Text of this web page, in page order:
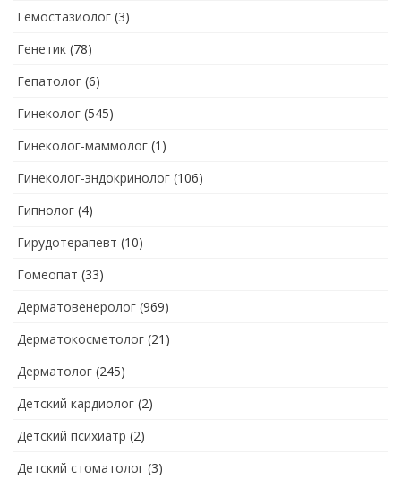
Гемостазиолог (3)
Генетик (78)
Гепатолог (6)
Гинеколог (545)
Гинеколог-маммолог (1)
Гинеколог-эндокринолог (106)
Гипнолог (4)
Гирудотерапевт (10)
Гомеопат (33)
Дерматовенеролог (969)
Дерматокосметолог (21)
Дерматолог (245)
Детский кардиолог (2)
Детский психиатр (2)
Детский стоматолог (3)